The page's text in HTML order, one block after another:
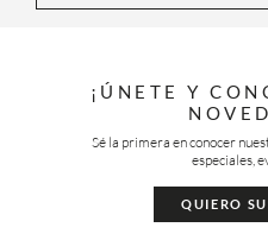
¡ÚNETE Y
Sé la primera en conocer
especiales,
QUIERO